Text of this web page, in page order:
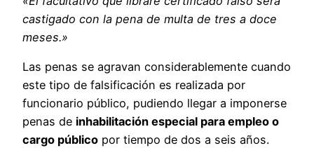
castigado con la pena de multa de tres a doce
meses.»
Las penas se agravan considerablemente cuando
este tipo de falsificación es realizada por
funcionario público, pudiendo llegar a imponerse
penas de inhabilitación especial para empleo o
cargo público por tiempo de dos a seis años.